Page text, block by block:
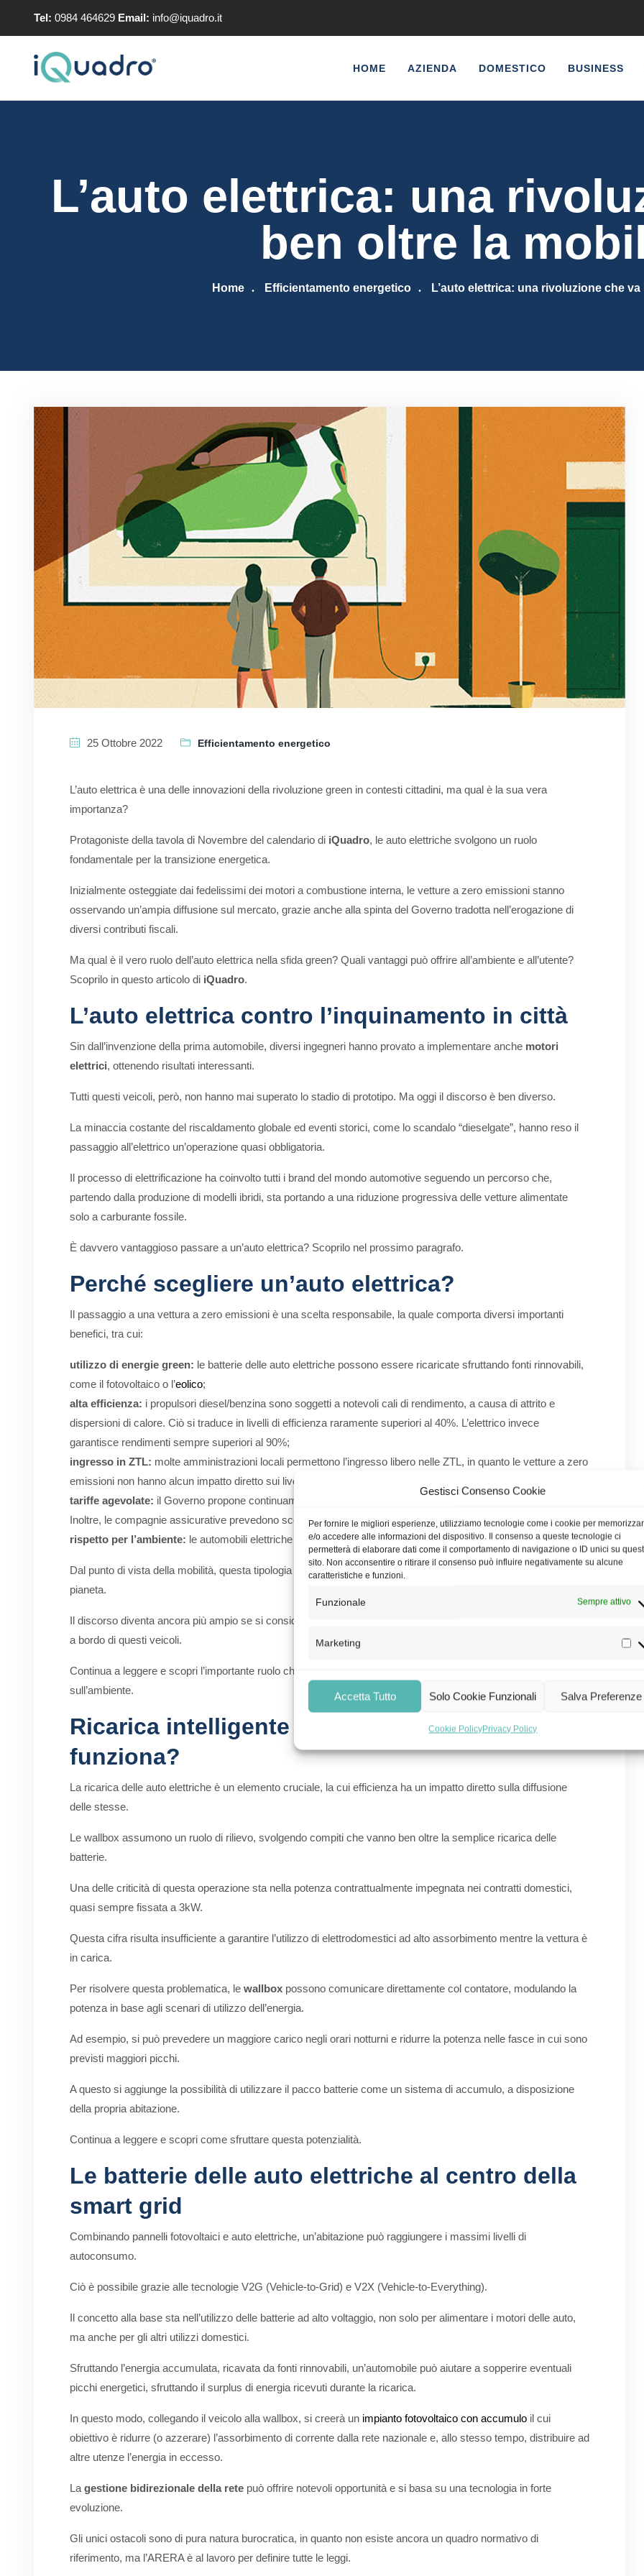
Gestisci Consenso Cookie
Per fornire le migliori esperienze, utilizziamo tecnologie come i cookie per
e/o accedere alle informazioni del dispositivo. Il consenso a queste tecnologie ci
permetterà di elaborare dati come il comportamento di navigazione o ID unici su
sito. Non acconsentire o ritirare il consenso può influire negativamente su alcune
caratteristiche e funzioni.
Funzionale Sempre attivo
Marketing
Accetta Tutto Solo Cookie Funzionali Salva Preferenze
Cookie PolicyPrivacy Policy
Tel: 0984 464629 Email: info@iquadro.it
HOME AZIENDA DOMESTICO BUSINESS
L’auto elettrica: una
ben oltre la
Home Efficientamento energetico L’auto elettrica: una rivoluzione che
25 Ottobre 2022 Efficientamento energetico
L’auto elettrica è una delle innovazioni della rivoluzione green in contesti cittadini, ma qual è la sua vera
importanza?
Protagoniste della tavola di Novembre del calendario di iQuadro, le auto elettriche svolgono un ruolo
fondamentale per la transizione energetica.
Inizialmente osteggiate dai fedelissimi dei motori a combustione interna, le vetture a zero emissioni stanno
osservando un’ampia diffusione sul mercato, grazie anche alla spinta del Governo tradotta nell’erogazione di
diversi contributi fiscali.
Ma qual è il vero ruolo dell’auto elettrica nella sfida green? Quali vantaggi può offrire all’ambiente e all’utente?
Scoprilo in questo articolo di iQuadro.
L’auto elettrica contro l’inquinamento in città
Sin dall’invenzione della prima automobile, diversi ingegneri hanno provato a implementare anche motori
elettrici, ottenendo risultati interessanti.
Tutti questi veicoli, però, non hanno mai superato lo stadio di prototipo. Ma oggi il discorso è ben diverso.
La minaccia costante del riscaldamento globale ed eventi storici, come lo scandalo “dieselgate”, hanno reso il
passaggio all’elettrico un’operazione quasi obbligatoria.
Il processo di elettrificazione ha coinvolto tutti i brand del mondo automotive seguendo un percorso che,
partendo dalla produzione di modelli ibridi, sta portando a una riduzione progressiva delle vetture alimentate
solo a carburante fossile.
È davvero vantaggioso passare a un’auto elettrica? Scoprilo nel prossimo paragrafo.
Perché scegliere un’auto elettrica?
Il passaggio a una vettura a zero emissioni è una scelta responsabile, la quale comporta diversi importanti
benefici, tra cui:
utilizzo di energie green: le batterie delle auto elettriche possono essere ricaricate sfruttando fonti rinnovabili,
come il fotovoltaico o l’eolico;
alta efficienza: i propulsori diesel/benzina sono soggetti a notevoli cali di rendimento, a causa di attrito e
dispersioni di calore. Ciò si traduce in livelli di efficienza raramente superiori al 40%. L’elettrico invece
garantisce rendimenti sempre superiori al 90%;
ingresso in ZTL: molte amministrazioni locali permettono l’ingresso libero nelle ZTL, in quanto le vetture a zero
emissioni non hanno alcun impatto diretto sui livelli di polveri sottili nell’aria;
tariffe agevolate: il Governo propone continuamente diversi ecoincentivi per l’acquisto di auto elettriche.
Inoltre, le compagnie assicurative prevedono sconti sulla RC Auto per vetture green;
rispetto per l’ambiente: le automobili elettriche non rilasciano alcuna emissione di gas serra in marcia.
Dal punto di vista della mobilità, questa tipologia di auto può offrire grossi vantaggi, sia agli automobilisti che al
pianeta.
Il discorso diventa ancora più ampio se si considerano gli elevati
a bordo di questi veicoli.
Continua a leggere e scopri l’importante ruolo che possono svolgere le batterie delle auto a zero emissioni
sull’ambiente.
Ricarica intelligente delle auto elettriche, come
funziona?
La ricarica delle auto elettriche è un elemento cruciale, la cui efficienza ha un impatto diretto sulla diffusione
delle stesse.
Le wallbox assumono un ruolo di rilievo, svolgendo compiti che vanno ben oltre la semplice ricarica delle
batterie.
Una delle criticità di questa operazione sta nella potenza contrattualmente impegnata nei contratti domestici,
quasi sempre fissata a 3kW.
Questa cifra risulta insufficiente a garantire l’utilizzo di elettrodomestici ad alto assorbimento mentre la vettura è
in carica.
Per risolvere questa problematica, le wallbox possono comunicare direttamente col contatore, modulando la
potenza in base agli scenari di utilizzo dell’energia.
Ad esempio, si può prevedere un maggiore carico negli orari notturni e ridurre la potenza nelle fasce in cui sono
previsti maggiori picchi.
A questo si aggiunge la possibilità di utilizzare il pacco batterie come un sistema di accumulo, a disposizione
della propria abitazione.
Continua a leggere e scopri come sfruttare questa potenzialità.
Le batterie delle auto elettriche al centro della
smart grid
Combinando pannelli fotovoltaici e auto elettriche, un’abitazione può raggiungere i massimi livelli di
autoconsumo.
Ciò è possibile grazie alle tecnologie V2G (Vehicle-to-Grid) e V2X (Vehicle-to-Everything).
Il concetto alla base sta nell’utilizzo delle batterie ad alto voltaggio, non solo per alimentare i motori delle auto,
ma anche per gli altri utilizzi domestici.
Sfruttando l’energia accumulata, ricavata da fonti rinnovabili, un’automobile può aiutare a sopperire eventuali
picchi energetici, sfruttando il surplus di energia ricevuti durante la ricarica.
In questo modo, collegando il veicolo alla wallbox, si creerà un impianto fotovoltaico con accumulo il cui
obiettivo è ridurre (o azzerare) l’assorbimento di corrente dalla rete nazionale e, allo stesso tempo, distribuire ad
altre utenze l’energia in eccesso.
La gestione bidirezionale della rete può offrire notevoli opportunità e si basa su una tecnologia in forte
evoluzione.
Gli unici ostacoli sono di pura natura burocratica, in quanto non esiste ancora un quadro normativo di
riferimento, ma l’ARERA è al lavoro per definire tutte le leggi.